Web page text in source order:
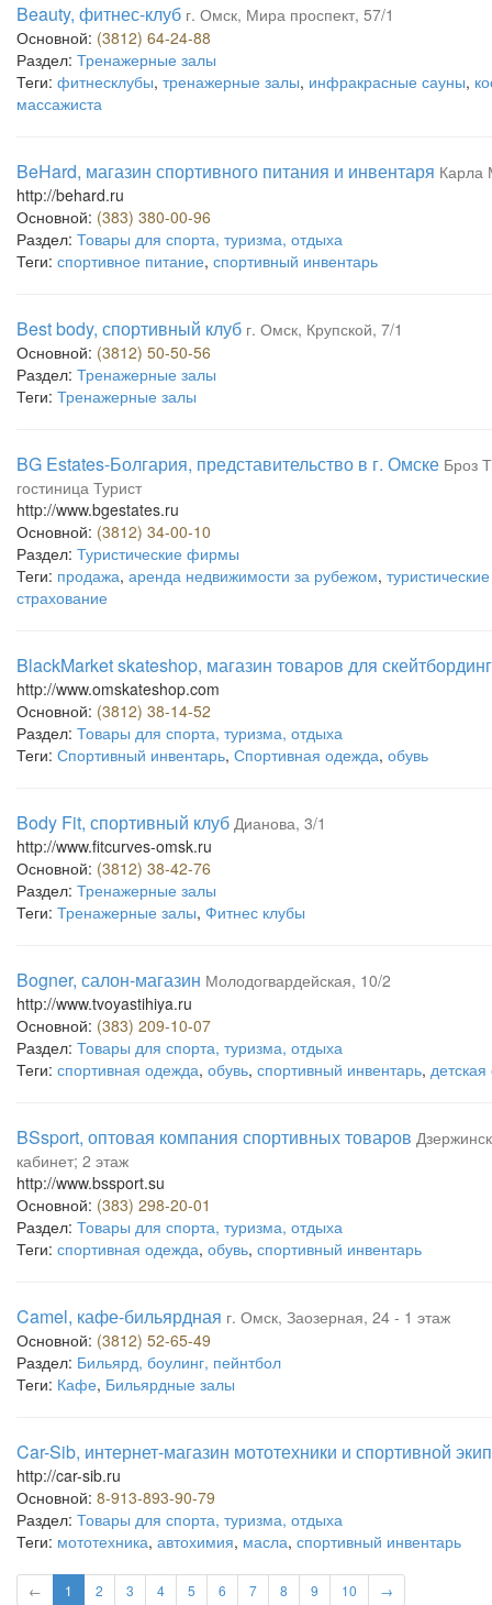
Beauty, фитнес-клуб г. Омск, Мира проспект, 57/1
Основной: (3812) 64-24-88
Раздел: Тренажерные залы
Теги: фитнесклубы, тренажерные залы, инфракрасные сауны,
массажиста
BeHard, магазин спортивного питания и инвентаря Карла
http://behard.ru
Основной: (383) 380-00-96
Раздел: Товары для спорта, туризма, отдыха
Теги: спортивное питание, спортивный инвентарь
Best body, спортивный клуб г. Омск, Крупской, 7/1
Основной: (3812) 50-50-56
Раздел: Тренажерные залы
Теги: Тренажерные залы
BG Estates-Болгария, представительство в г. Омске Броз
гостиница Турист
http://www.bgestates.ru
Основной: (3812) 34-00-10
Раздел: Туристические фирмы
Теги: продажа, аренда недвижимости за рубежом,
страхование
BlackMarket skateshop, магазин товаров для
http://www.omskateshop.com
Основной: (3812) 38-14-52
Раздел: Товары для спорта, туризма, отдыха
Теги: Спортивный инвентарь, Спортивная одежда, обувь
Body Fit, спортивный клуб Дианова, 3/1
http://www.fitcurves-omsk.ru
Основной: (3812) 38-42-76
Раздел: Тренажерные залы
Теги: Тренажерные залы, Фитнес клубы
Bogner, салон-магазин Молодогвардейская, 10/2
http://www.tvoyastihiya.ru
Основной: (383) 209-10-07
Раздел: Товары для спорта, туризма, отдыха
Теги: спортивная одежда, обувь, спортивный инвентарь,
BSsport, оптовая компания спортивных товаров
кабинет; 2 этаж
http://www.bssport.su
Основной: (383) 298-20-01
Раздел: Товары для спорта, туризма, отдыха
Теги: спортивная одежда, обувь, спортивный инвентарь
Camel, кафе-бильярдная г. Омск, Заозерная, 24 - 1 этаж
Основной: (3812) 52-65-49
Раздел: Бильярд, боулинг, пейнтбол
Теги: Кафе, Бильярдные залы
Car-Sib, интернет-магазин мототехники и спортивной
http://car-sib.ru
Основной: 8-913-893-90-79
Раздел: Товары для спорта, туризма, отдыха
Теги: мототехника, автохимия, масла, спортивный инвентарь
← 1 2 3 4 5 6 7 8 9 10 →